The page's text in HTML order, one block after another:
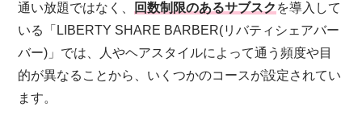
通い放題ではなく、 回数制限のあるサブスク を導入して
いる「LIBERTY SHARE BARBER(リバティシェアバー
バー)」では、人やヘアスタイルによって通う頻度や目
的が異なることから、いくつかのコースが設定されてい
ます。